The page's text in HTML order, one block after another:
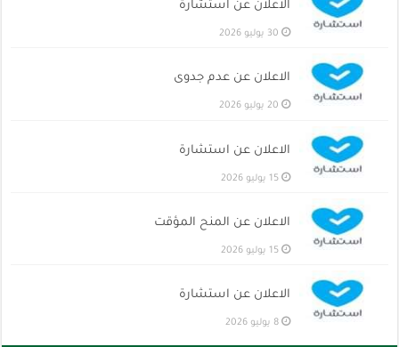
الاعلان عن استشارة
30 يوليو 2026
الاعلان عن عدم جدوى
20 يوليو 2026
الاعلان عن استشارة
15 يوليو 2026
الاعلان عن المنح المؤقت
15 يوليو 2026
الاعلان عن استشارة
8 يوليو 2026